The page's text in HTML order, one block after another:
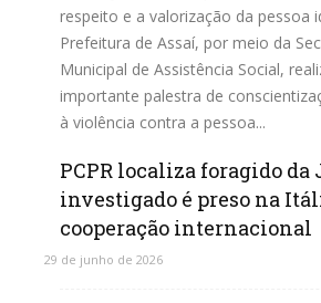
respeito e a valorização da pessoa
Prefeitura de Assaí, por meio da
Municipal de Assistência Social,
importante palestra de
à violência contra a pessoa...
Leia mais
PCPR localiza foragido da
investigado é preso na
cooperação internacional
29 de junho de 2026